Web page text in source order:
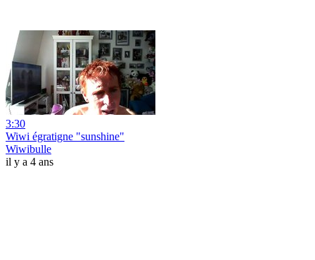
3:30
Wiwi égratigne "sunshine"
Wiwibulle
il y a 4 ans